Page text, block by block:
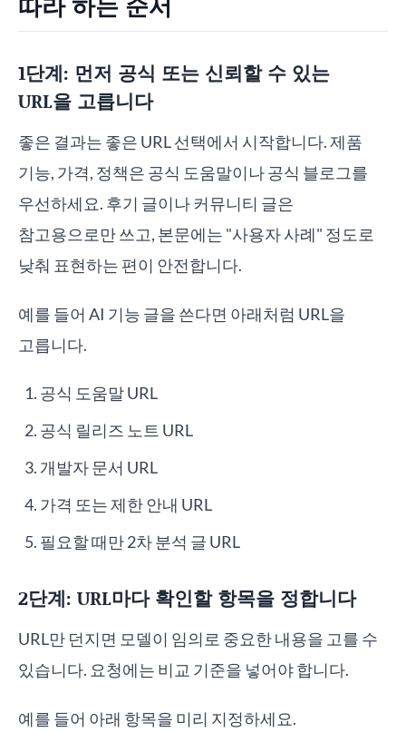
1단계: 먼저 공식 또는 신뢰할 수 있는
URL을 고릅니다
좋은 결과는 좋은 URL 선택에서 시작합니다. 제품
기능, 가격, 정책은 공식 도움말이나 공식 블로그를
우선하세요. 후기 글이나 커뮤니티 글은
참고용으로만 쓰고, 본문에는 "사용자 사례" 정도로
낮춰 표현하는 편이 안전합니다.
예를 들어 AI 기능 글을 쓴다면 아래처럼 URL을
고릅니다.
공식 도움말 URL
공식 릴리즈 노트 URL
개발자 문서 URL
가격 또는 제한 안내 URL
필요할 때만 2차 분석 글 URL
2단계: URL마다 확인할 항목을 정합니다
URL만 던지면 모델이 임의로 중요한 내용을 고를 수
있습니다. 요청에는 비교 기준을 넣어야 합니다.
예를 들어 아래 항목을 미리 지정하세요.